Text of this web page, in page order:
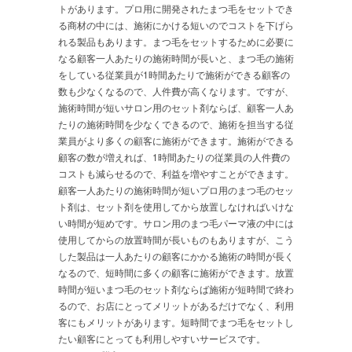
トがあります。プロ用に開発されたまつ毛をセットでき
る商材の中には、施術にかける短いのでコストを下げら
れる製品もあります。まつ毛をセットするために必要に
なる顧客一人あたりの施術時間が長いと、まつ毛の施術
をしている従業員が1時間あたりで施術ができる顧客の
数も少なくなるので、人件費が高くなります。ですが、
施術時間が短いサロン用のセット剤ならば、顧客一人あ
たりの施術時間を少なくできるので、施術を担当する従
業員がより多くの顧客に施術ができます。施術ができる
顧客の数が増えれば、1時間あたりの従業員の人件費の
コストも減らせるので、利益を増やすことができます。
顧客一人あたりの施術時間が短いプロ用のまつ毛のセッ
ト剤は、セット剤を使用してから放置しなければいけな
い時間が短めです。サロン用のまつ毛パーマ液の中には
使用してからの放置時間が長いものもありますが、こう
した製品は一人あたりの顧客にかかる施術の時間が長く
なるので、短時間に多くの顧客に施術ができます。放置
時間が短いまつ毛のセット剤ならば施術が短時間で終わ
るので、お店にとってメリットがあるだけでなく、利用
客にもメリットがあります。短時間でまつ毛をセットし
たい顧客にとっても利用しやすいサービスです。